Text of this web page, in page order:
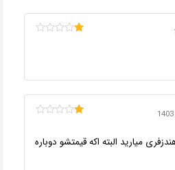
از
5
میارید البته اکه قیمتشو دوباره